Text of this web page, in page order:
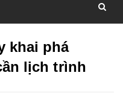
khai phá
lịch trình